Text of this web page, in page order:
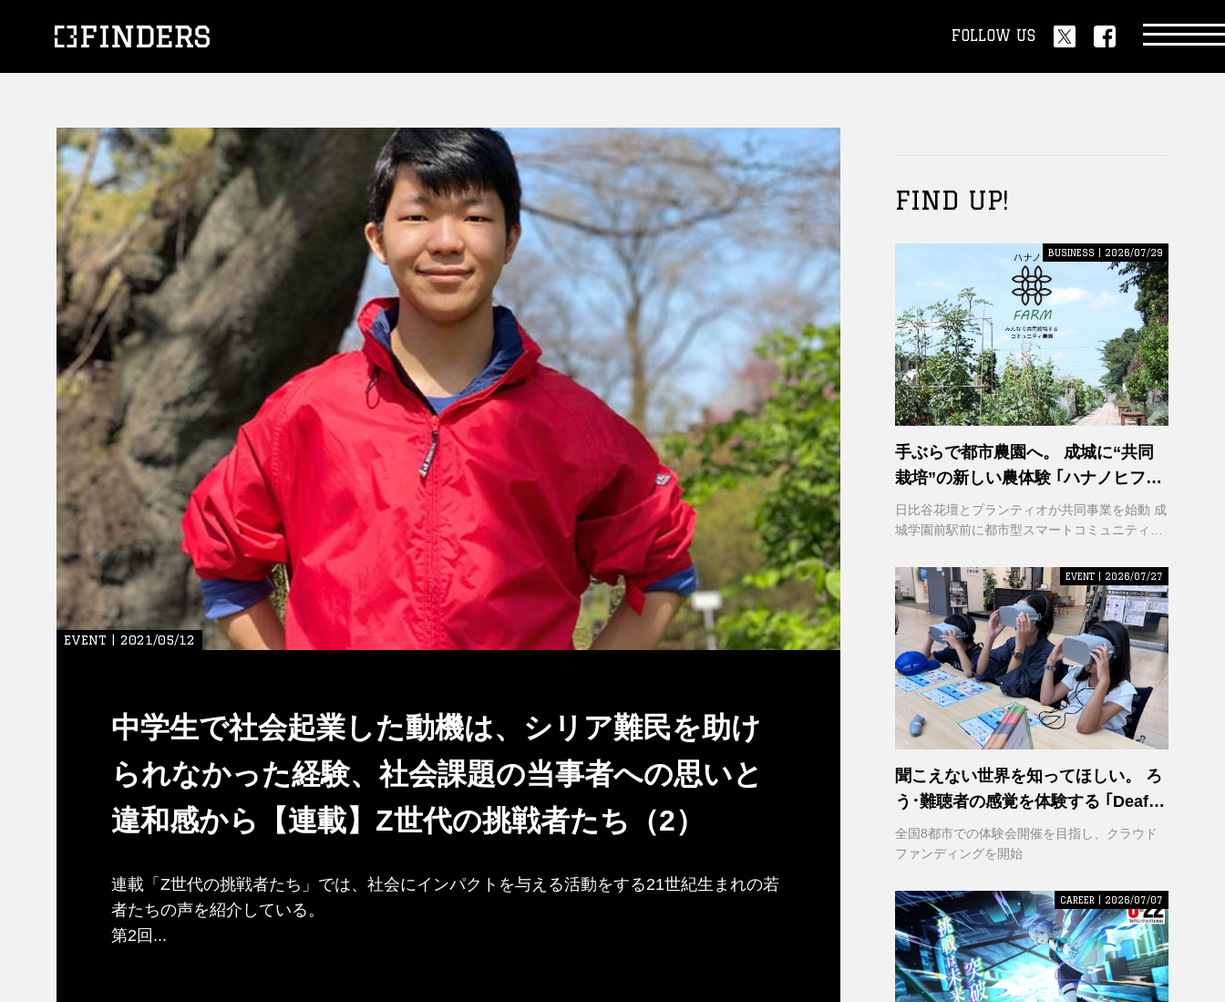
FOLLOW US
EVENT | 2021/05/12
中学生で社会起業した動機は、シリア難民を助け
られなかった経験、社会課題の当事者への思いと
違和感から【連載】Z世代の挑戦者たち（2）
連載「Z世代の挑戦者たち」では、社会にインパクトを与える活動をする21世紀生まれの若
者たちの声を紹介している。
第2回...
FIND UP!
BUSINESS | 2026/07/29
手ぶらで都市農園へ。 成城に“共同
栽培”の新しい農体験 ｢ハナノヒファ
ーム｣ が誕生
日比谷花壇とプランティオが共同事業を始動 成
城学園前駅前に都市型スマートコミュニティ農
EVENT | 2026/07/27
聞こえない世界を知ってほしい。 ろ
う･難聴者の感覚を体験する ｢Deaf
VR｣ 理解の輪を広げるため支援募集
を開始
全国8都市での体験会開催を目指し、クラウド
ファンディングを開始
CAREER | 2026/07/07